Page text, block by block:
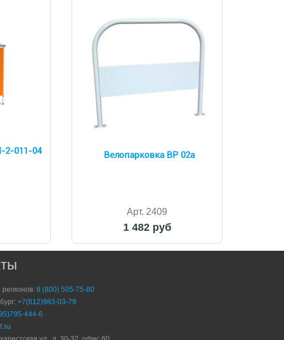
2-011-04 Велопарковка ВР 02а
Арт. 2409
1 482 руб
8 (800) 505-75-80
+7(812)983-03-79
444-6